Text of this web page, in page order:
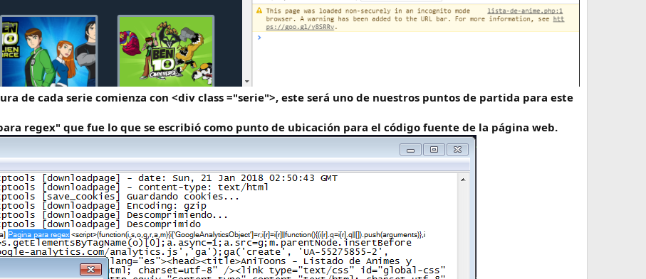
de cada serie comienza con <div class ="serie">, este será uno de nuestros puntos de partida para este
regex" que fue lo que se escribió como punto de ubicación para el código fuente de la página web.